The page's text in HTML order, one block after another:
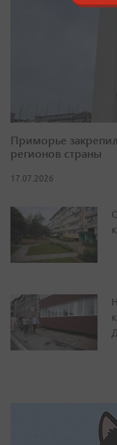
Приморье
регионов страны
17.07.2026